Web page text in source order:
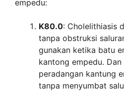
empedu:
K80.0: Cholelithiasis
tanpa obstruksi
gunakan ketika batu
kantong empedu.
peradangan kantung
tanpa menyumbat